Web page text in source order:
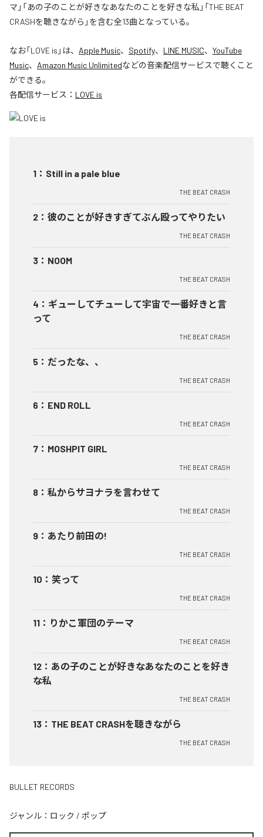
マ」「あの子のことが好きなあなたのことを好きな私」「THE BEAT
CRASHを聴きながら」を含む全13曲となっている。
なお「LOVE is 」は、 Apple Music、 Spotify、 LINE MUSIC、 YouTube
Music、 Amazon Music Unlimitedなどの音楽配信サービスで聴くこと
ができる。
各配信サービス： LOVE is
1 ： Still in a pale blue
THE BEAT CRASH
2 ： 彼のことが好きすぎてぶん殴ってやりたい
THE BEAT CRASH
3 ： NOOM
THE BEAT CRASH
4 ： ギューしてチューして宇宙で一番好きと言
って
THE BEAT CRASH
5 ： だったな、、
THE BEAT CRASH
6 ： END ROLL
THE BEAT CRASH
7 ： MOSHPIT GIRL
THE BEAT CRASH
8 ： 私からサヨナラを言わせて
THE BEAT CRASH
9 ： あたり前田の!
THE BEAT CRASH
10 ： 笑って
THE BEAT CRASH
11 ： りかこ軍団のテーマ
THE BEAT CRASH
12 ： あの子のことが好きなあなたのことを好き
な私
THE BEAT CRASH
13 ： THE BEAT CRASHを聴きながら
THE BEAT CRASH
BULLET RECORDS
ジャンル： ロック / ポップ